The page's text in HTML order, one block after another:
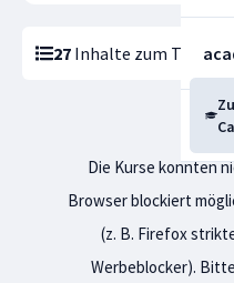
27 Inhalte zum Thema
Die Kurse konnten
Browser blockiert
(z. B. Firefox
Werbeblocker).